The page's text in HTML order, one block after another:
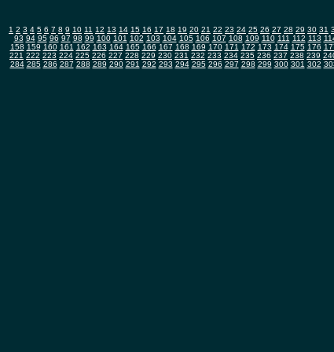
1 2 3 4 5 6 7 8 9 10 11 12 13 14 15 16 17 18 19 20 21 22 23 24 25 26 27 28 29 30 31
93 94 95 96 97 98 99 100 101 102 103 104 105 106 107 108 109 110 111 112 113
158 159 160 161 162 163 164 165 166 167 168 169 170 171 172 173 174 175 176
221 222 223 224 225 226 227 228 229 230 231 232 233 234 235 236 237 238 239
284 285 286 287 288 289 290 291 292 293 294 295 296 297 298 299 300 301 302